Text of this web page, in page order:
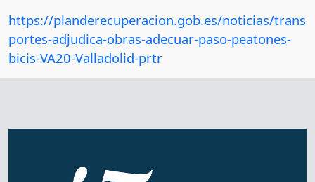
https://planderecuperacion.gob.es/noticias/trans
portes-adjudica-obras-adecuar-paso-peatones-
bicis-VA20-Valladolid-prtr